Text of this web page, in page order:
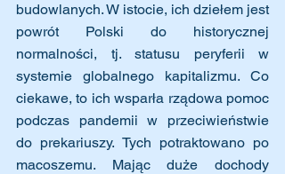
budowlanych. W istocie, ich dziełem jest
powrót Polski do historycznej
normalności, tj. statusu peryferii w
systemie globalnego kapitalizmu. Co
ciekawe, to ich wsparła rządowa pomoc
podczas pandemii w przeciwieństwie
do prekariuszy. Tych potraktowano po
macoszemu. Mając duże dochody